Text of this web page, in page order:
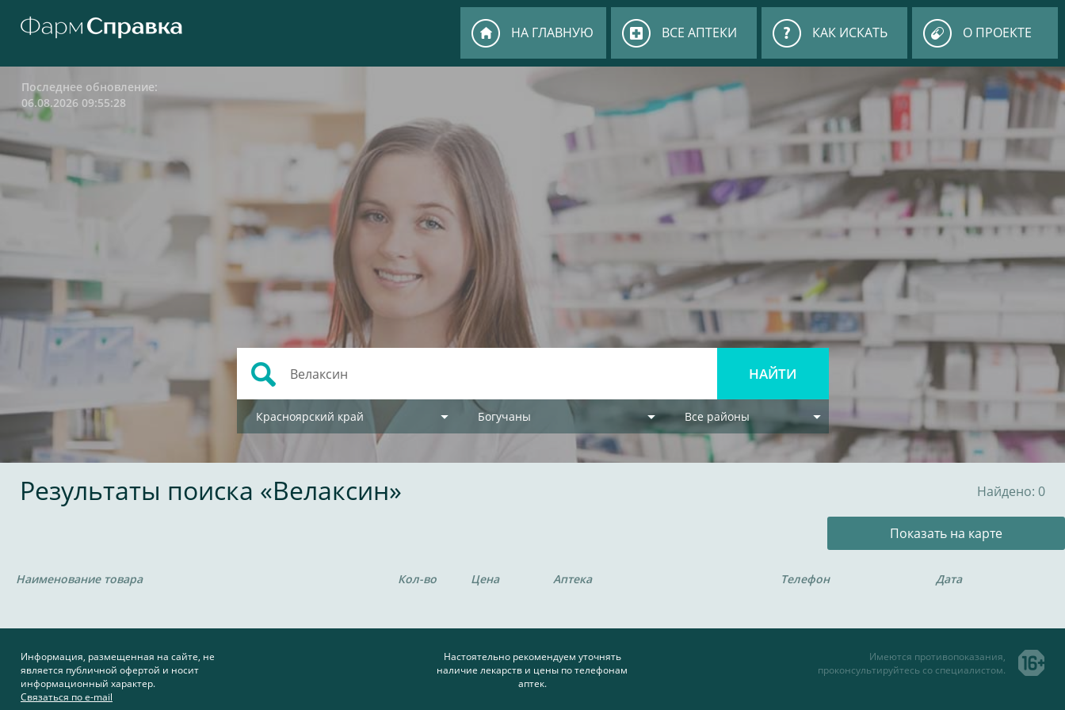
НА ГЛАВНУЮ ВСЕ АПТЕКИ КАК ИСКАТЬ О ПРОЕКТЕ
Последнее обновление:
06.08.2026 09:55:28
Красноярский край Богучаны Все районы
Результаты поиска «Велаксин» Найдено: 0
Показать на карте
Наименование товара Кол-во Цена Аптека Телефон Дата
Информация, размещенная на сайте, не
является публичной офертой и носит
информационный характер.
Связаться по e-mail
Настоятельно рекомендуем уточнять
наличие лекарств и цены по телефонам
аптек.
Имеются противопоказания,
проконсультируйтесь со специалистом.